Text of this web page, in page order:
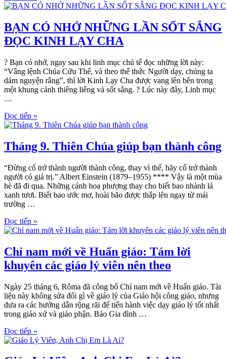
BẠN CÓ NHỚ NHỮNG LẦN SỐT SẮNG
ĐỌC KINH LẠY CHA
? Bạn có nhớ, ngay sau khi linh mục chủ tế đọc những lời này:
“Vâng lệnh Chúa Cứu Thế, và theo thể thức Người dạy, chúng ta
dám nguyện rằng”, thì lời Kinh Lạy Cha được vang lên bên trong
một khung cảnh thiêng liêng và sốt sắng. ? Lúc này đây, Linh mục
…
Đọc tiếp »
Tháng 9. Thiên Chúa giúp bạn thành công
“Đừng cố trở thành người thành công, thay vì thế, hãy cố trở thành
người có giá trị.” Albert Einstein (1879–1955) **** Vậy là một mùa
hè đã đi qua. Những cánh hoa phượng thay cho biết bao nhành lá
xanh tươi. Biết bao ước mơ, hoài bão được thắp lên ngay từ mái
trường …
Đọc tiếp »
Chỉ nam mới về Huấn giáo: Tám lời
khuyên các giáo lý viên nên theo
Ngày 25 tháng 6, Rôma đã công bố Chỉ nam mới về Huấn giáo. Tài
liệu này không sửa đổi gì về giáo lý của Giáo hội công giáo, nhưng
đưa ra các hướng dẫn rộng rãi để tiến hành việc dạy giáo lý tốt nhất
trong giáo xứ và giáo phận. Báo Gia đình …
Đọc tiếp »